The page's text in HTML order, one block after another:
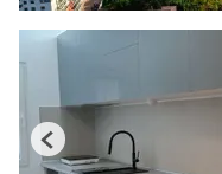
Previous